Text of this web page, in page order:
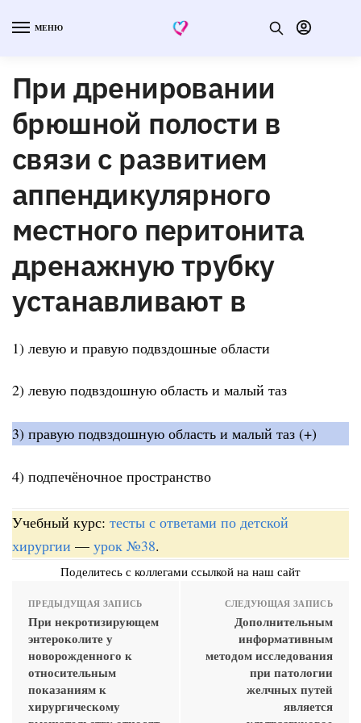
МЕНЮ
При дренировании
брюшной полости в
связи с развитием
аппендикулярного
местного перитонита
дренажную трубку
устанавливают в
1) левую и правую подвздошные области
2) левую подвздошную область и малый таз
3) правую подвздошную область и малый таз (+)
4) подпечёночное пространство
Учебный курс: тесты с ответами по детской
хирургии — урок №38.
Поделитесь с коллегами ссылкой на наш сайт
ПРЕДЫДУЩАЯ ЗАПИСЬ
При некротизирующем
энтероколите у
новорожденного к
относительным
показаниям к
хирургическому
СЛЕДУЮЩАЯ ЗАПИСЬ
Дополнительным
информативным
методом исследования
при патологии
желчных путей
является